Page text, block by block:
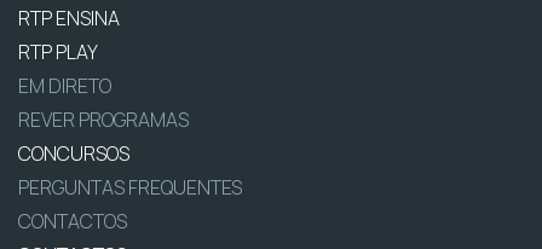
RTP ENSINA
RTP PLAY
EM DIRETO
REVER PROGRAMAS
CONCURSOS
PERGUNTAS FREQUENTES
CONTACTOS